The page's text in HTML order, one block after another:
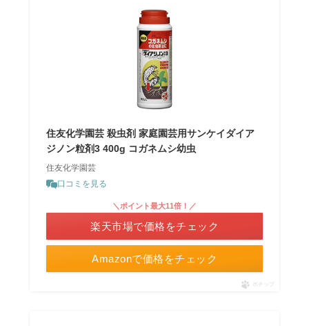
住友化学園芸 殺虫剤 家庭園芸用サンケイダイア
ジノン粒剤3 400g コガネムシ幼虫
住友化学園芸
口コミを見る
Amazonで価格をチェック
＼ポイント最大11倍！／
楽天市場で価格をチェック
ポチップ